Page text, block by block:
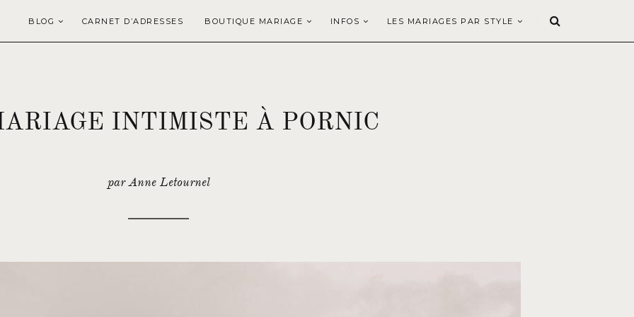
BLOG CARNET D’ADRESSES BOUTIQUE MARIAGE INFOS LES MARIAGES PAR STYLE
INTIMISTE À PORNIC
par Anne Letournel